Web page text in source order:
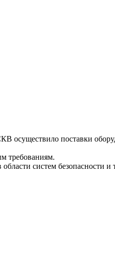
осуществило поставки
требованиям.
систем безопасности